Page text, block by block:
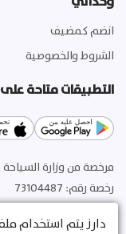
انضم كمضيف
الشروط والخصوصية
التطبيقات متاحة على
مرخصة من وزارة السياحة
رخصة رقم:
73104487
س.ت:
1010886704دارز